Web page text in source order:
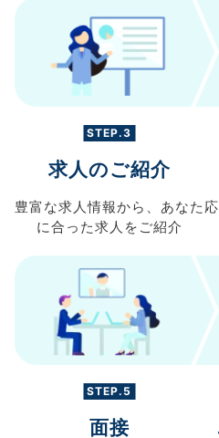
STEP.3
求人のご紹介
豊富な求人情報から、 あなた
に合った求人を ご紹介
STEP.5
面接